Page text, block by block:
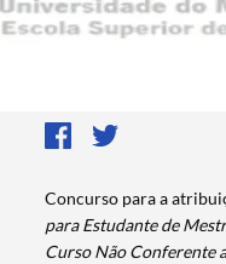
Concurso para a
para Estudante de
Curso Não Conferente